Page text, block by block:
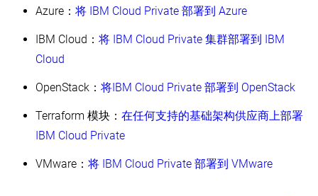
多
云
上
行
Kubernetes
在
AWS
EC2
运
Azure： 将 IBM Cloud Private 部署到 Azure
IBM Cloud： 将 IBM Cloud Private 集群部署到 IBM
Cloud
OpenStack： 将IBM Cloud Private 部署到 OpenStack
Terraform 模块： 在任何支持的基础架构供应商上部署
IBM Cloud Private
VMware： 将 IBM Cloud Private 部署到 VMware